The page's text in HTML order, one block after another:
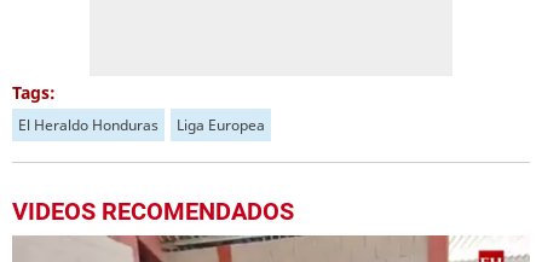
Tags:
El Heraldo Honduras Liga Europea
VIDEOS RECOMENDADOS